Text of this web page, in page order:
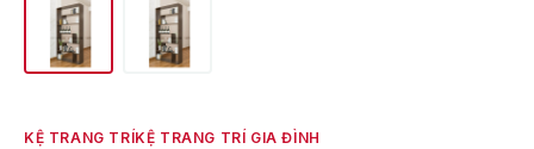
KỆ TRANG TRÍKỆ TRANG TRÍ GIA ĐÌNH